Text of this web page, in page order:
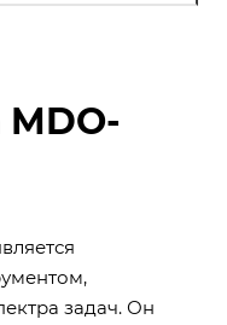
задач. Он